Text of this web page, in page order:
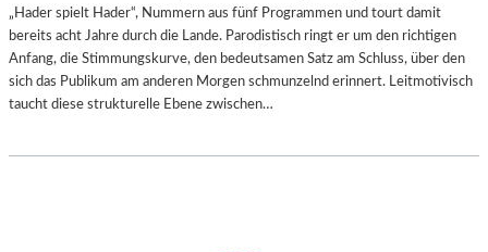
„Hader spielt Hader“, Nummern aus fünf Programmen und tourt damit
bereits acht Jahre durch die Lande. Parodistisch ringt er um den richtigen
Anfang, die Stimmungskurve, den bedeutsamen Satz am Schluss, über den
sich das Publikum am anderen Morgen schmunzelnd erinnert. Leitmotivisch
taucht diese strukturelle Ebene zwischen…